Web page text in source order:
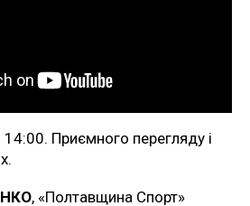
Приємного перегляду і
, «Полтавщина Спорт»